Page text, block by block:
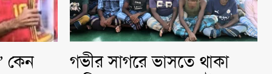
কেন
গভীর সাগরে ভাসতে থাকা